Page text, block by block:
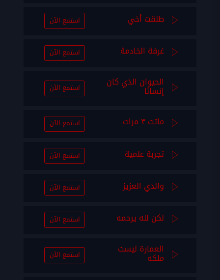
طلقت أخي استمع الآن
غرفة الخادمة استمع الآن
الحيوان الذي كان
إنسانًا استمع الآن
ماتت ٣ مرات استمع الآن
تجربة علمية استمع الآن
والدي العزيز استمع الآن
لكن لله يرحمه استمع الآن
العمارة ليست
ملكه استمع الآن